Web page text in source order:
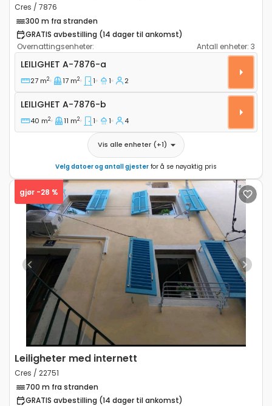
Cres / 7876
300 m fra stranden
GRATIS avbestilling (14 dager til ankomst)
Overnattingsenheter:
Antall enheter: 3
Ettroms leilighet Cres A-7876-a
LEILIGHET A-7876-a
27 m2 17 m2 1 1 2
Leilighet A-7876-b
LEILIGHET A-7876-b
40 m2 11 m2 1 1 4
Vis alle enheter (+1)
Velg datoer og antall gjester for å se nøyaktig pris
Previous Next
gjør -28 %
Leiligheter med internett
Cres / 22751
700 m fra stranden
GRATIS avbestilling (14 dager til ankomst)